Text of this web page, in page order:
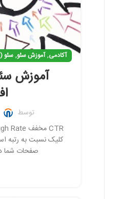
آکادمی,آموزش سئو,سئو
توسط
صفحات شما